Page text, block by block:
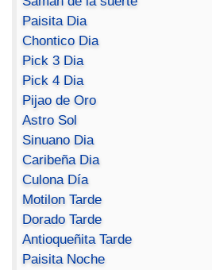
Paisita Dia
Chontico Dia
Pick 3 Dia
Pick 4 Dia
Pijao de Oro
Astro Sol
Sinuano Dia
Caribeña Dia
Culona Día
Motilon Tarde
Dorado Tarde
Antioqueñita Tarde
Paisita Noche